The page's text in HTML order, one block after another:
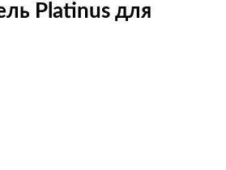
Platinus для